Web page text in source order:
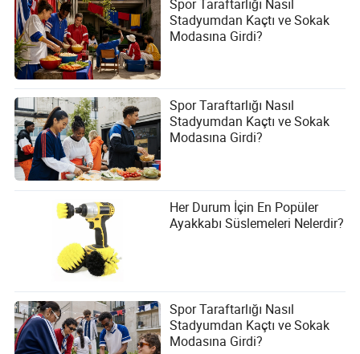
zamanlarına, paralarına ve günlük rutinlerine saygı
gösteren yenilik isterler.
SSS
2026'da Y2K modası neden hala popüler?
Erken dijital kültür, ünlü stili ve pandemi öncesi nostaljiden
canlı bir referans kütüphanesi sunar. İnsanlar bunu tam
olarak kopyalamadan eğlenceli bir şekilde kullanabilirler.
Birisi Y2K stilini kostümlü görünmeden nasıl giyebilir?
Bir veya iki sinyal seçin, örneğin bir dolgu topuklu sandal,
parlak çanta, sportif ceket veya katmanlı üst ve kıyafetin
geri kalanını basit tutun.
Markalar Y2K alışverişçileri hakkında ne anlamalıdır?
Hepsi aynı görünümü kovalamıyor. Net ruh hali
kategorilerine, giyilebilir kumaşlara, kapsayıcı bedenlere ve
mevcut rutinlere uyan parçalara ihtiyaçları var.
Spor Taraftarlığı Nasıl
Stadyumdan Kaçtı ve Sokak
Modasına Girdi?
Spor Taraftarlığı Nasıl
Stadyumdan Kaçtı ve Sokak
Modasına Girdi?
Her Durum İçin En Popüler
Ayakkabı Süslemeleri Nelerdir?
Spor Taraftarlığı Nasıl
Stadyumdan Kaçtı ve Sokak
Modasına Girdi?